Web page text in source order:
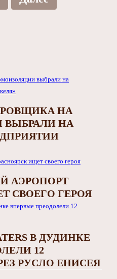
НА
ВЫБРАЛИ НА
АЭРОПОРТ
СВОЕГО ГЕРОЯ
В ДУДИНКЕ
12
РУСЛО ЕНИСЕЯ